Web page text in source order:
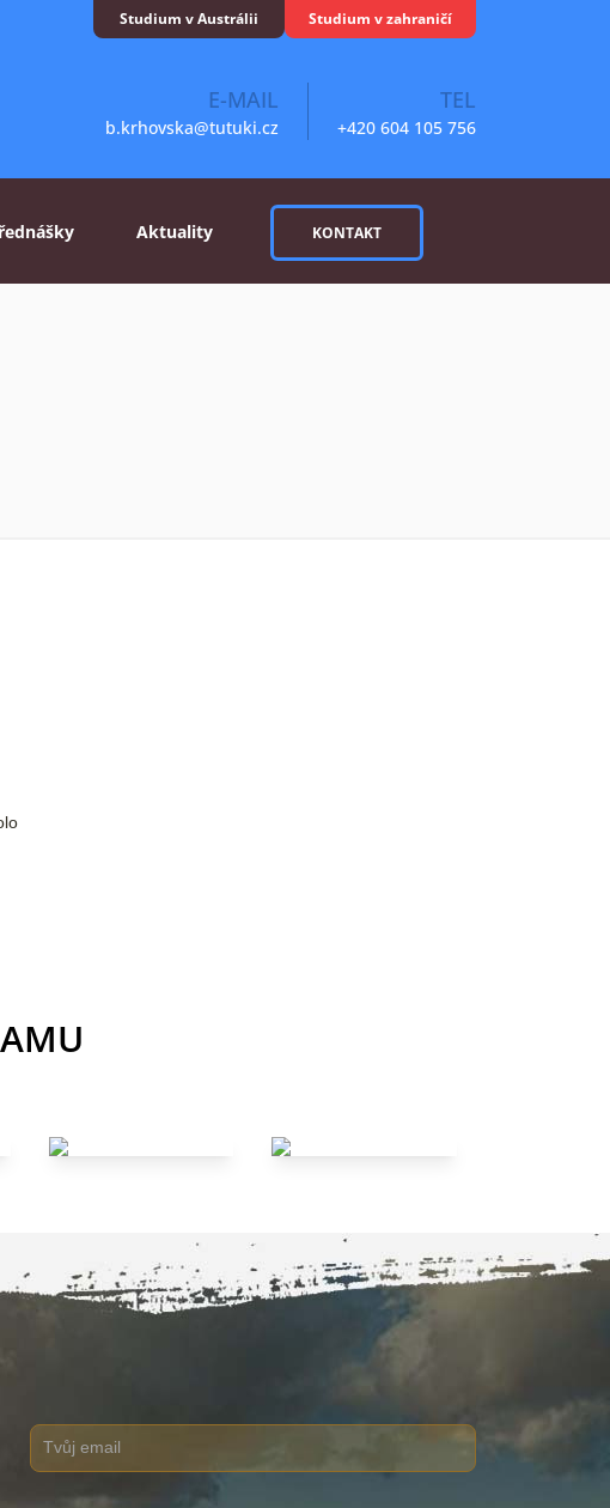
Studium v Austrálii Studium v zahraničí
E-MAIL
b.krhovska@tutuki.cz
TEL
+420 604 105 756
Aktuality KONTAKT